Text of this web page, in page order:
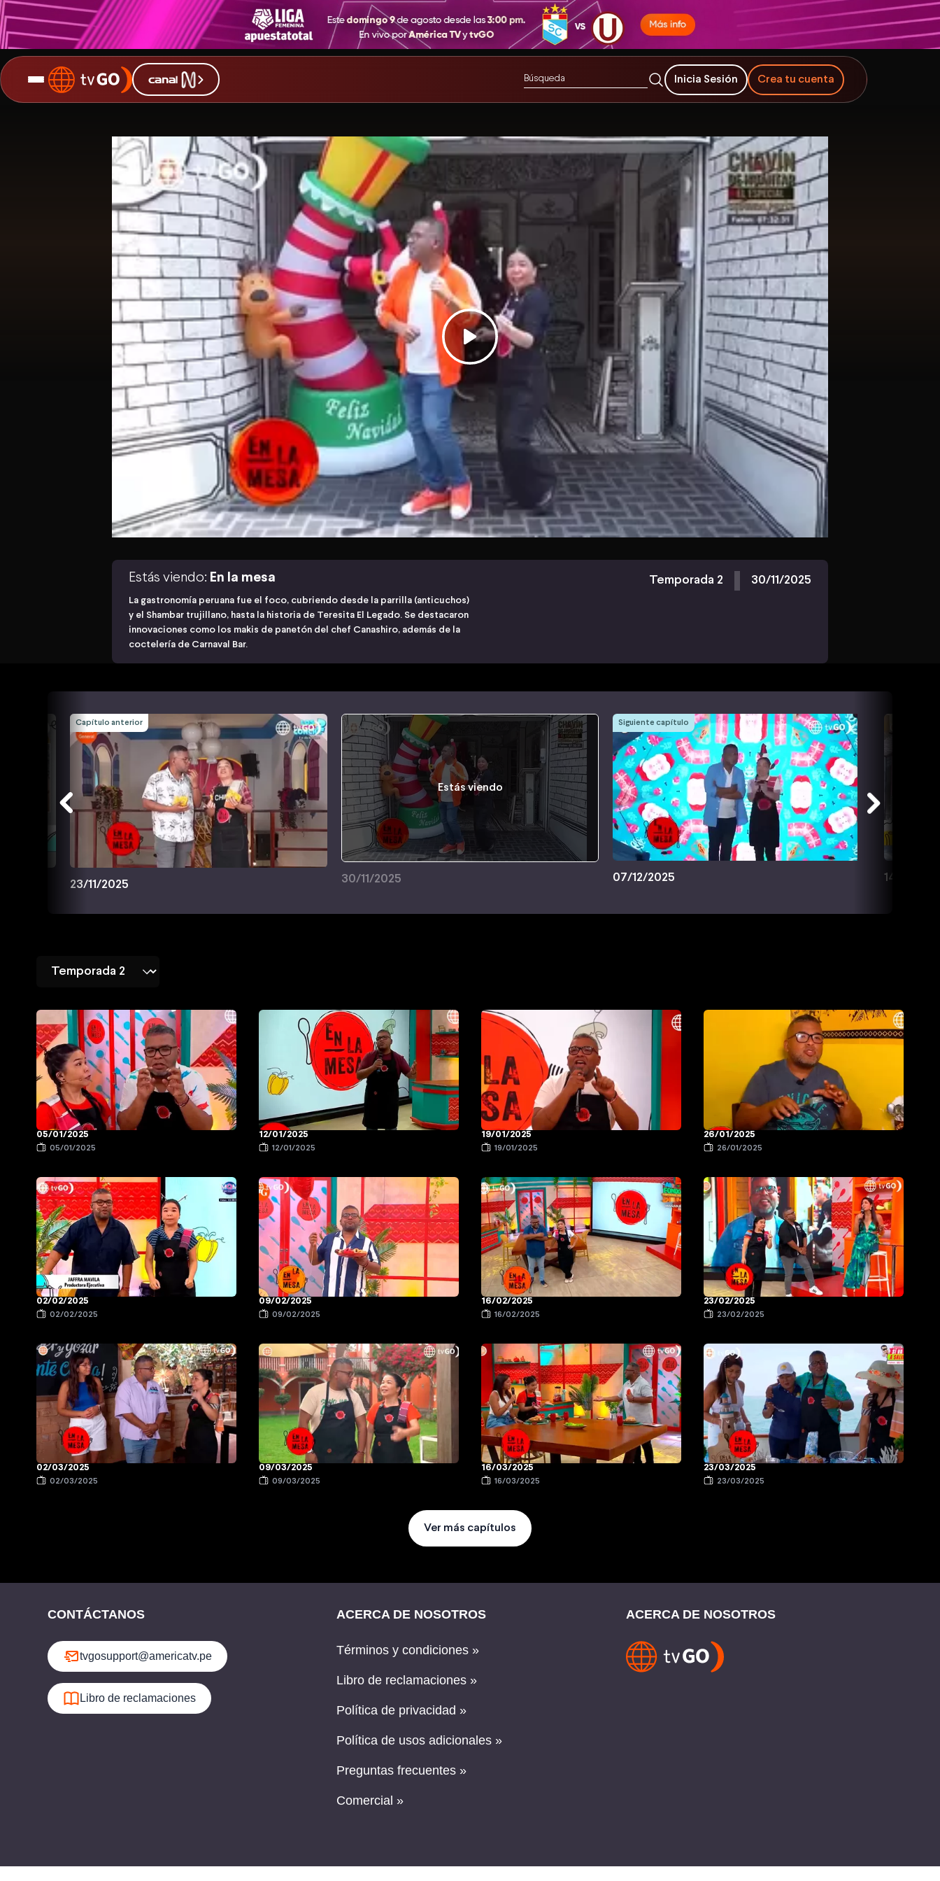
Inicia Sesión Crea tu cuenta
Estás viendo: En la mesa
La gastronomía peruana fue el foco, cubriendo desde la parrilla (anticuchos)
y el Shambar trujillano, hasta la historia de Teresita El Legado. Se destacaron
innovaciones como los makis de panetón del chef Canashiro, además de la
coctelería de Carnaval Bar.
Temporada 2 30/11/2025
Capítulo anterior
23/11/2025
Estás viendo
30/11/2025
Siguiente capítulo
07/12/2025 14/12/
05/01/2025
05/01/2025
12/01/2025
12/01/2025
19/01/2025
19/01/2025
26/01/2025
26/01/2025
02/02/2025
02/02/2025
09/02/2025
09/02/2025
16/02/2025
16/02/2025
23/02/2025
23/02/2025
02/03/2025
02/03/2025
09/03/2025
09/03/2025
16/03/2025
16/03/2025
23/03/2025
23/03/2025
Ver más capítulos
CONTÁCTANOS
tvgosupport@americatv.pe
Libro de reclamaciones
ACERCA DE NOSOTROS
Términos y condiciones »
Libro de reclamaciones »
Política de privacidad »
Política de usos adicionales »
Preguntas frecuentes »
Comercial »
ACERCA DE NOSOTROS